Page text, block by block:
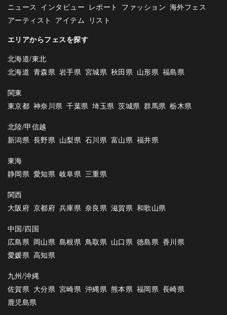
ニュース インタビュー レポート ファッション 海外フェス
アーティスト アイテム リスト
エリアからフェスを探す
北海道/東北
北海道 青森県 岩手県 宮城県 秋田県 山形県 福島県
関東
東京都 神奈川県 千葉県 埼玉県 茨城県 群馬県 栃木県
北陸/甲信越
新潟県 長野県 山梨県 石川県 富山県 福井県
東海
静岡県 愛知県 岐阜県 三重県
関西
大阪府 京都府 兵庫県 奈良県 滋賀県 和歌山県
中国/四国
広島県 岡山県 島根県 鳥取県 山口県 徳島県 香川県
愛媛県 高知県
九州/沖縄
佐賀県 大分県 宮崎県 沖縄県 熊本県 福岡県 長崎県
鹿児島県